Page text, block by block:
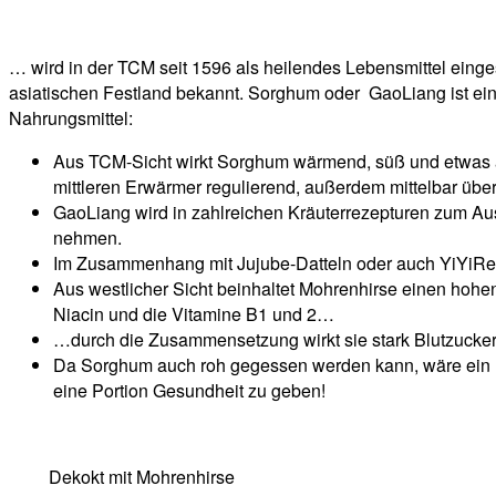
… wird in der TCM seit 1596 als heilendes Lebensmittel
asiatischen Festland bekannt. Sorghum oder GaoLiang ist
Nahrungsmittel:
Aus TCM-Sicht wirkt Sorghum wärmend, süß und
mittleren Erwärmer regulierend, außerdem mittelbar
GaoLiang wird in zahlreichen Kräuterrezepturen zum
nehmen.
Im Zusammenhang mit Jujube-Datteln oder auch
Aus westlicher Sicht beinhaltet Mohrenhirse einen
Niacin und die Vitamine B1 und 2…
…durch die Zusammensetzung wirkt sie stark
Da Sorghum auch roh gegessen werden kann, wäre
eine Portion Gesundheit zu geben!
Dekokt mit Mohrenhirse